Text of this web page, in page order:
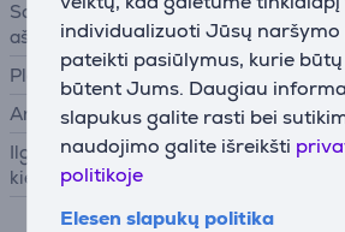
individualizuoti Jūsų
pateikti pasiūlymus, kurie
būtent Jums. Daugiau
slapukus galite rasti bei
naudojimo galite išreikšti
politikoje
Elesen slapukų politika
Savaime apsigalandantys
ašmenys
Plaukų ilgis po kirpimo
Antgalių kiekis
Ilgio reguliavimo pozicijų
kiekis